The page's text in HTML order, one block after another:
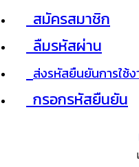
สมัครสมาชิก
ลืมรหัสผ่าน
ส่งรหัสยืนยันการใช้ง
กรอกรหัสยืนยัน